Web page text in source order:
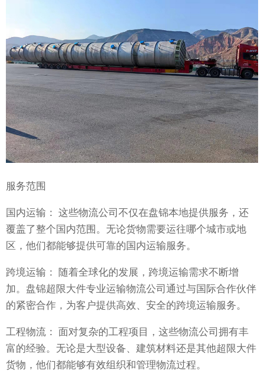
服务范围
国内运输： 这些物流公司不仅在盘锦本地提供服务，还
覆盖了整个国内范围。无论货物需要运往哪个城市或地
区，他们都能够提供可靠的国内运输服务。
跨境运输： 随着全球化的发展，跨境运输需求不断增
加。盘锦超限大件专业运输物流公司通过与国际合作伙伴
的紧密合作，为客户提供高效、安全的跨境运输服务。
工程物流： 面对复杂的工程项目，这些物流公司拥有丰
富的经验。无论是大型设备、建筑材料还是其他超限大件
货物，他们都能够有效组织和管理物流过程。